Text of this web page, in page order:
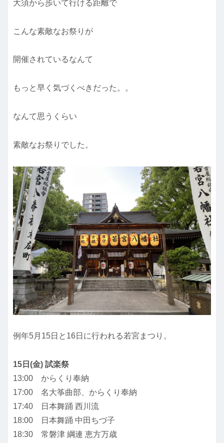
大須から歩いて行ける距離で
こんな素敵なお祭りが
開催されているなんて
もっと早く気づくべきだった。。
なんて思うくらい
素敵なお祭りでした。
例年5月15日と16日に行われる若宮まつり。
15日(金) 試楽祭
13:00 からくり奉納
17:00 名大筝曲部、からくり奉納
17:40 日本舞踊 西川流
18:00 日本舞踊 中田ちづ子
18:30 常磐津 綱連 恵方万歳